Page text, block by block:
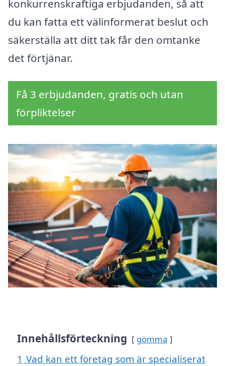
konkurrenskraftiga erbjudanden, så att
du kan fatta ett välinformerat beslut och
säkerställa att ditt tak får den omtanke
det förtjänar.
Få 3 erbjudanden, gratis och utan
förpliktelser
Innehållsförteckning gömma
1 Vad kan ett företag som är specialiserat